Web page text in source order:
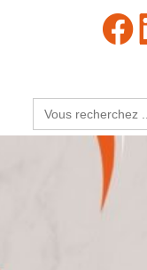
for: